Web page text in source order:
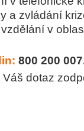
a zvládání
v
800 200
Váš dotaz